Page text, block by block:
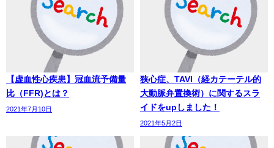
【虚血性心疾患】冠血流予備量
比（FFR)とは？
2021年7月10日
狭心症、TAVI（経カテーテル的
大動脈弁置換術）に関するスラ
イドをupしました！
2021年5月2日